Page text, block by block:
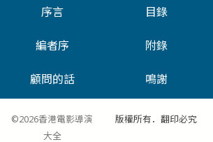
序言 目錄
編者序 附錄
顧問的話 鳴謝
©2026香港電影導演
大全
版權所有．翻印必究